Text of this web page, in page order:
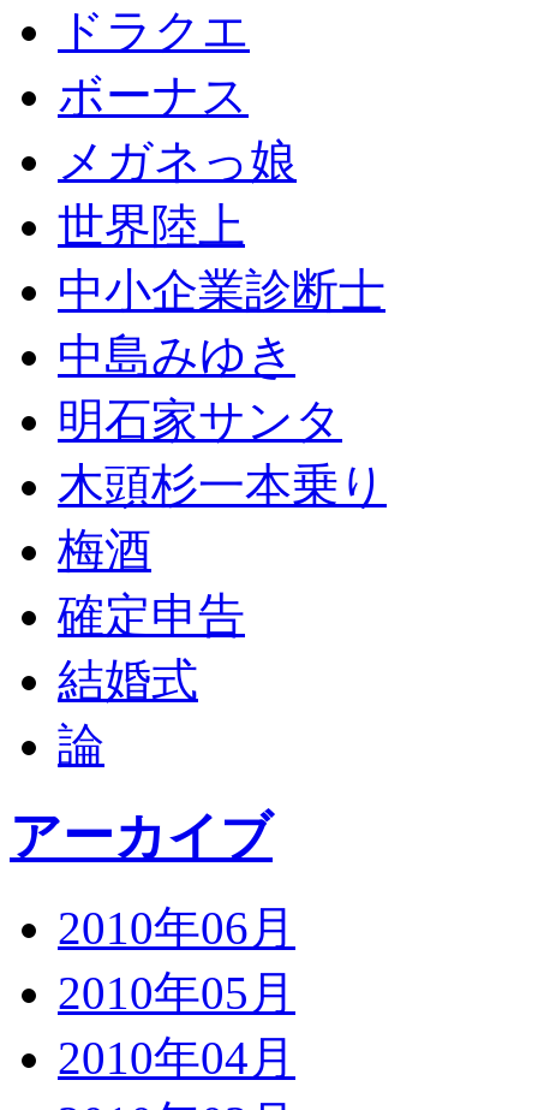
ドラクエ
ボーナス
メガネっ娘
世界陸上
中小企業診断士
中島みゆき
明石家サンタ
木頭杉一本乗り
梅酒
確定申告
結婚式
論
アーカイブ
2010年06月
2010年05月
2010年04月